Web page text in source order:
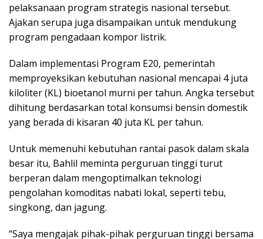
pelaksanaan program strategis nasional tersebut.
Ajakan serupa juga disampaikan untuk mendukung
program pengadaan kompor listrik.
Dalam implementasi Program E20, pemerintah
memproyeksikan kebutuhan nasional mencapai 4 juta
kiloliter (KL) bioetanol murni per tahun. Angka tersebut
dihitung berdasarkan total konsumsi bensin domestik
yang berada di kisaran 40 juta KL per tahun.
Untuk memenuhi kebutuhan rantai pasok dalam skala
besar itu, Bahlil meminta perguruan tinggi turut
berperan dalam mengoptimalkan teknologi
pengolahan komoditas nabati lokal, seperti tebu,
singkong, dan jagung.
“Saya mengajak pihak-pihak perguruan tinggi bersama